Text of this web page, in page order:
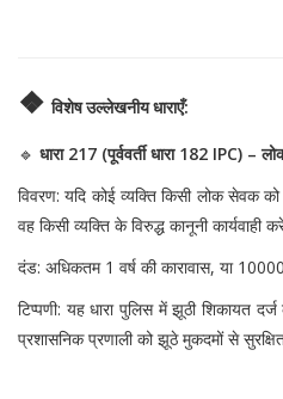
❖विशेष उल्लेखनीय धाराएँ:
🔹 धारा 217 (पूर्ववर्ती धारा 182 IPC) –
विवरण: यदि कोई व्यक्ति किसी लोक सेवक
वह किसी व्यक्ति के विरुद्ध कानूनी कार्यवाही
दंड: अधिकतम 1 वर्ष की कारावास, या
टिप्पणी: यह धारा पुलिस में झूठी शिकायत
प्रशासनिक प्रणाली को झूठे मुकदमों से